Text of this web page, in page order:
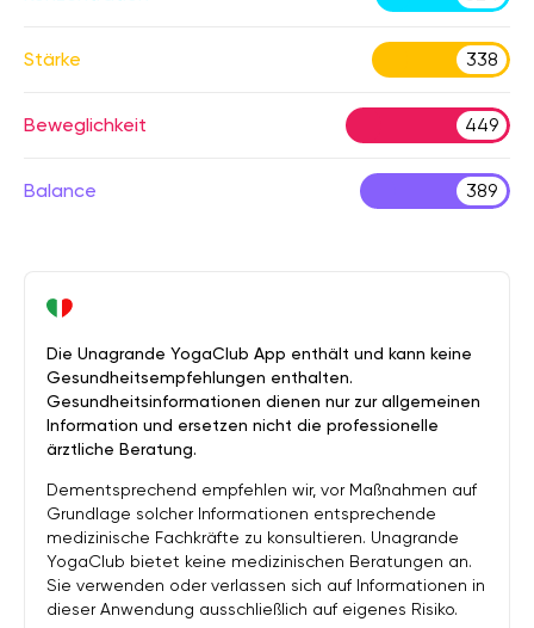
Stärke 338
Beweglichkeit 449
Balance 389
Die Unagrande YogaClub App enthält und kann keine
Gesundheitsempfehlungen enthalten.
Gesundheitsinformationen dienen nur zur allgemeinen
Information und ersetzen nicht die professionelle
ärztliche Beratung.
Dementsprechend empfehlen wir, vor Maßnahmen auf
Grundlage solcher Informationen entsprechende
medizinische Fachkräfte zu konsultieren. Unagrande
YogaClub bietet keine medizinischen Beratungen an.
Sie verwenden oder verlassen sich auf Informationen in
dieser Anwendung ausschließlich auf eigenes Risiko.